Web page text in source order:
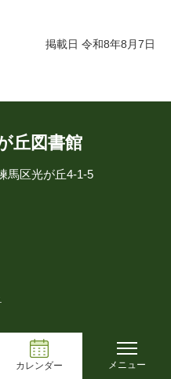
掲載日 令和8年8月7日
丘図書館
馬区光が丘4-1-5
カレンダー メニュー